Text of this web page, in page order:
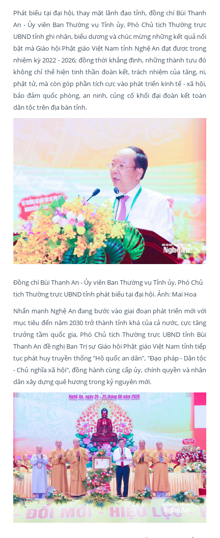
Phát biểu tại đại hội, thay mặt lãnh đạo tỉnh, đồng chí Bùi Thanh
An - Ủy viên Ban Thường vụ Tỉnh ủy, Phó Chủ tịch Thường trực
UBND tỉnh ghi nhận, biểu dương và chúc mừng những kết quả nổi
bật mà Giáo hội Phật giáo Việt Nam tỉnh Nghệ An đạt được trong
nhiệm kỳ 2022 - 2026; đồng thời khẳng định, những thành tựu đó
không chỉ thể hiện tinh thần đoàn kết, trách nhiệm của tăng, ni,
phật tử, mà còn góp phần tích cực vào phát triển kinh tế - xã hội,
bảo đảm quốc phòng, an ninh, củng cố khối đại đoàn kết toàn
dân tộc trên địa bàn tỉnh.
Đồng chí Bùi Thanh An - Ủy viên Ban Thường vụ Tỉnh ủy, Phó Chủ
tịch Thường trực UBND tỉnh phát biểu tại đại hội. Ảnh: Mai Hoa
Nhấn mạnh Nghệ An đang bước vào giai đoạn phát triển mới với
mục tiêu đến năm 2030 trở thành tỉnh khá của cả nước, cực tăng
trưởng tầm quốc gia, Phó Chủ tịch Thường trực UBND tỉnh Bùi
Thanh An đề nghị Ban Trị sự Giáo hội Phật giáo Việt Nam tỉnh tiếp
tục phát huy truyền thống "Hộ quốc an dân", "Đạo pháp - Dân tộc
- Chủ nghĩa xã hội",đồng hành cùng cấp ủy, chính quyền và nhân
dân xây dựng quê hương trong kỷ nguyên mới.